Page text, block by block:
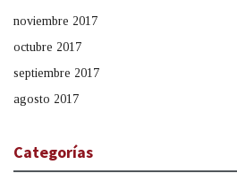
noviembre 2017
octubre 2017
septiembre 2017
agosto 2017
Categorías